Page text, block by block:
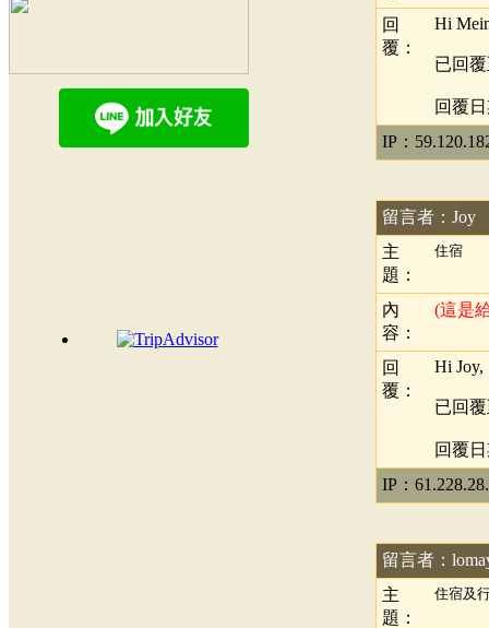
回
覆：
Hi
已回
回覆日
IP：
留言者：Joy
主
題：
住宿
內
容：
(這是
回
覆：
Hi Joy,
已回
回覆日
IP：
留言者：
主
題：
住宿及